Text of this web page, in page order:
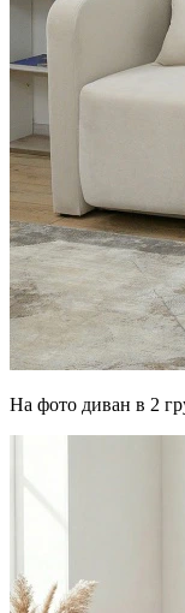
На фото диван в 2